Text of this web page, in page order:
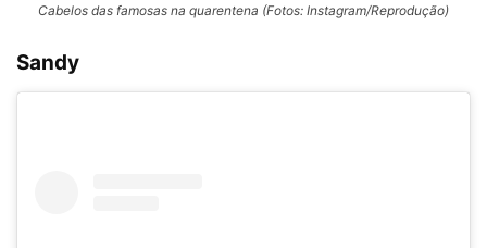
Cabelos das famosas na quarentena (Fotos: Instagram/Reprodução)
Sandy